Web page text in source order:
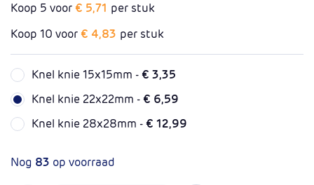
Koop 5 voor€ 5,71 per stuk
Koop 10 voor€ 4,83 per stuk
Knel knie 15x15mm -€ 3,35
Knel knie 22x22mm -€ 6,59
Knel knie 28x28mm -€ 12,99
Nog 83 op voorraad